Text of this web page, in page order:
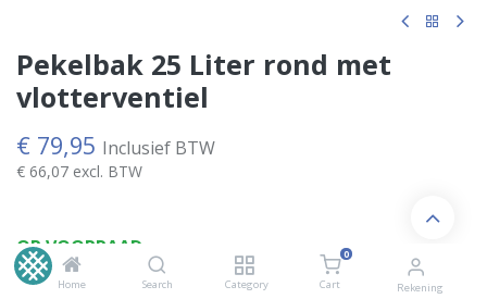
Home Search Category
0
Cart Rekening
Pekelbak 25 Liter rond met
vlotterventiel
€ 79,95 Inclusief BTW
€ 66,07 excl. BTW
OP VOORRAAD